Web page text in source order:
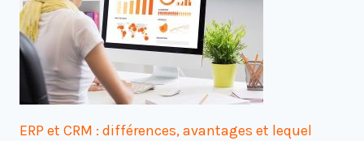
ERP et CRM : différences, avantages et lequel